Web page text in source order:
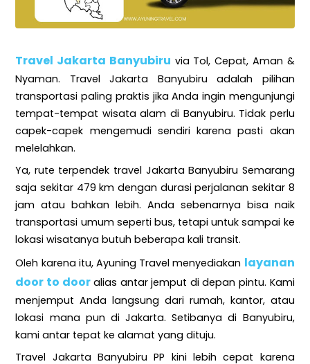
Travel Jakarta Banyubiru via Tol, Cepat, Aman &
Nyaman. Travel Jakarta Banyubiru adalah pilihan
transportasi paling praktis jika Anda ingin mengunjungi
tempat-tempat wisata alam di Banyubiru. Tidak perlu
capek-capek mengemudi sendiri karena pasti akan
melelahkan.
Ya, rute terpendek travel Jakarta Banyubiru Semarang
saja sekitar 479 km dengan durasi perjalanan sekitar 8
jam atau bahkan lebih. Anda sebenarnya bisa naik
transportasi umum seperti bus, tetapi untuk sampai ke
lokasi wisatanya butuh beberapa kali transit.
Oleh karena itu, Ayuning Travel menyediakan layanan
door to dooralias antar jemput di depan pintu. Kami
menjemput Anda langsung dari rumah, kantor, atau
lokasi mana pun di Jakarta. Setibanya di Banyubiru,
kami antar tepat ke alamat yang dituju.
Travel Jakarta Banyubiru PP kini lebih cepat karena